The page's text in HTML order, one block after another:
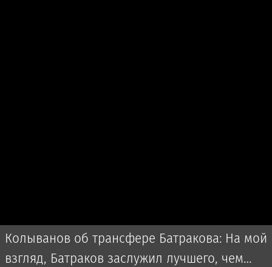
Колыванов об трансфере Батракова: На мой
взгляд, Батраков заслужил лучшего, чем